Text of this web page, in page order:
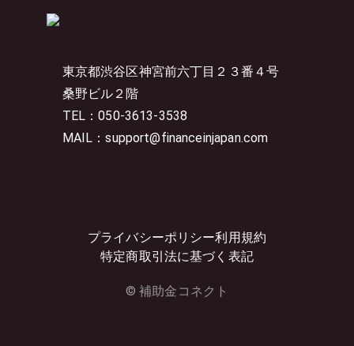
東京都渋谷区神宮前六丁目２３番４号
桑野ビル２階
TEL：050-3613-3538
MAIL：support@financeinjapan.com
プライバシーポリシー利用規約
特定商取引法に基づく表記
© 補助金コネクト